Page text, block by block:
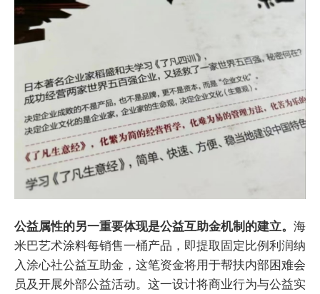
公益属性的另一重要体现是公益互助金机制的建立。 海
米巴艺术涂料每销售一桶产品，即提取固定比例利润纳
入涂心社公益互助金，这笔资金将用于帮扶内部困难会
员及开展外部公益活动。这一设计将商业行为与公益实